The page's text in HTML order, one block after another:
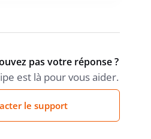
pas votre réponse ?
est là pour vous aider.
le support